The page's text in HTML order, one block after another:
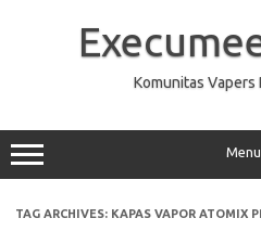
Komunitas Vapers
Menu
TAG ARCHIVES: KAPAS VAPOR ATOMIX